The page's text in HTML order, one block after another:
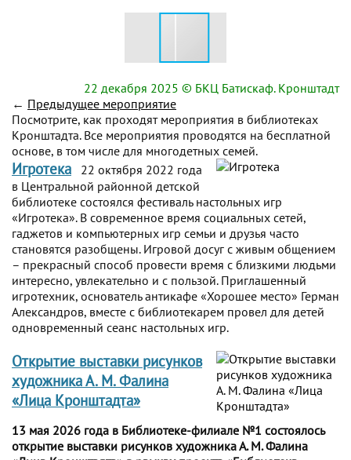
22 декабря 2025 © БКЦ Батискаф. Кронштадт
← Предыдущее мероприятие
Посмотрите, как проходят мероприятия в библиотеках
Кронштадта. Все мероприятия проводятся на бесплатной
основе, в том числе для многодетных семей.
Игротека
22 октября 2022 года
в Центральной районной детской
библиотеке состоялся фестиваль настольных игр
«Игротека». В современное время социальных сетей,
гаджетов и компьютерных игр семьи и друзья часто
становятся разобщены. Игровой досуг с живым общением
– прекрасный способ провести время с близкими людьми
интересно, увлекательно и с пользой. Приглашенный
игротехник, основатель антикафе «Хорошее место» Герман
Александров, вместе с библиотекарем провел для детей
одновременный сеанс настольных игр.
Открытие выставки рисунков
художника А. М. Фалина
«Лица Кронштадта»
13 мая 2026 года в Библиотеке-филиале №1 состоялось
открытие выставки рисунков художника А. М. Фалина